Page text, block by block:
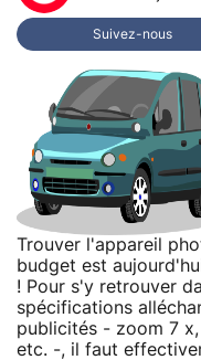
Suivez-nous
Trouver l'appareil
budget est
! Pour s'y retrouver
spécifications
publicités - zoom 7
etc. -, il faut